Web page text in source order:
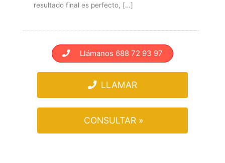
resultado final es perfecto, […]
Llámanos 688 72 93 97
LLAMAR
CONSULTAR »